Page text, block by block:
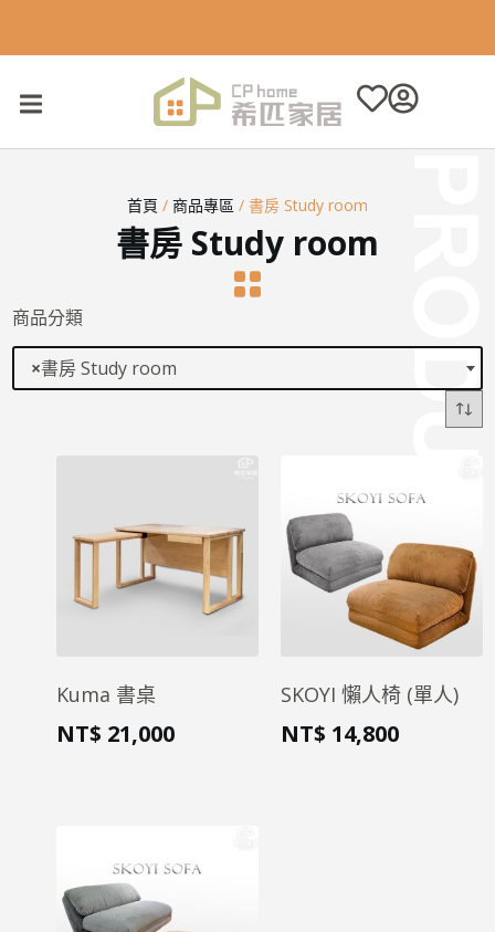
至
要
首頁 / 商品專區 / 書房 Study room
書房 Study room
商品分類
×書房 Study room
Kuma 書桌
NT$ 21,000
SKOYI 懶人椅 (單人)
NT$ 14,800